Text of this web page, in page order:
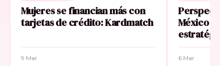
Mujeres se financian más con
tarjetas de crédito: Kardmatch
9 Mar
México
6 Mar